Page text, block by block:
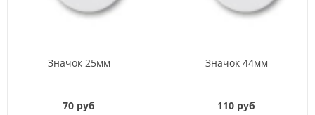
Значок 25мм
70 руб
Значок 44мм
110 руб